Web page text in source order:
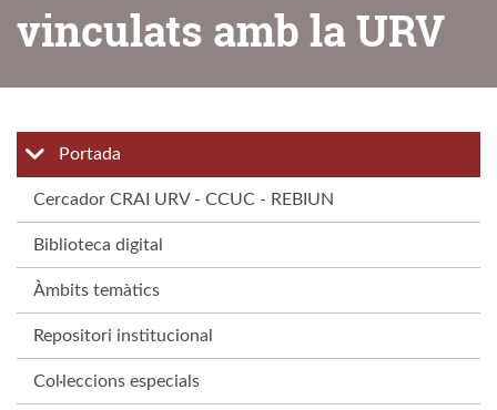
vinculats amb la URV
Portada
Cercador CRAI URV - CCUC - REBIUN
Biblioteca digital
Àmbits temàtics
Repositori institucional
Col·leccions especials